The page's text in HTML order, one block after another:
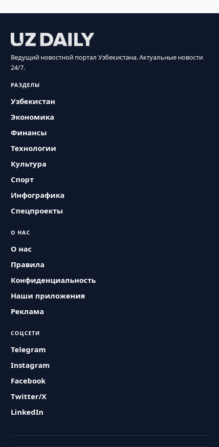
Ведущий новостной портал Узбекистана. Актуальные новости
24/7.
РАЗДЕЛЫ
Узбекистан
Экономика
Финансы
Технологии
Культура
Спорт
Инфографика
Спецпроекты
О НАС
О нас
Правила
Конфиденциальность
Наши приложения
Реклама
СОЦСЕТИ
Telegram
Instagram
Facebook
Twitter/X
LinkedIn